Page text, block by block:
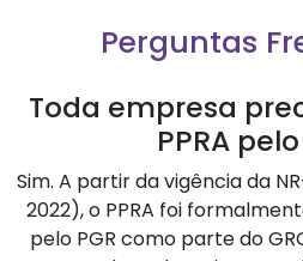
Perguntas
Toda empresa
PPRA
Sim. A partir da vigência da
2022), o PPRA foi
pelo PGR como parte do